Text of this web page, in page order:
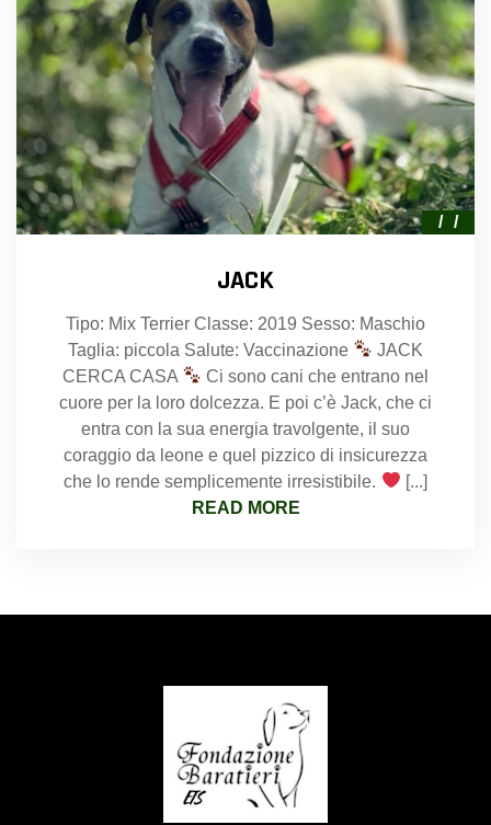
JACK
Tipo: Mix Terrier Classe: 2019 Sesso: Maschio
Taglia: piccola Salute: Vaccinazione
JACK
CERCA CASA
Ci sono cani che entrano nel
cuore per la loro dolcezza. E poi c’è Jack, che ci
entra con la sua energia travolgente, il suo
coraggio da leone e quel pizzico di insicurezza
che lo rende semplicemente irresistibile.
[...]
READ MORE